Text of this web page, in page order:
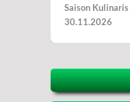
Saison
30.11.2026